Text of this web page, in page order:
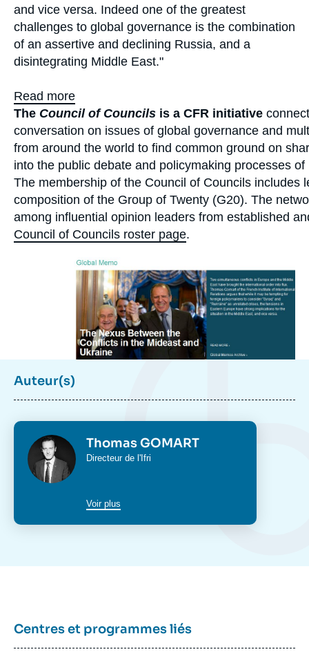
and vice versa. Indeed one of the greatest
challenges to global governance is the combination
of an assertive and declining Russia, and a
disintegrating Middle East."
Read more
The Council of Councils is a CFR initiative
conversation on issues of global governance and
from around the world to find common ground on
into the public debate and policymaking processes
The membership of the Council of Councils
composition of the Group of Twenty (G20). The
among influential opinion leaders from established
Council of Councils roster page.
Auteur(s)
Photo Thomas GOMART
Intitulé
Directeur de l'Ifri
Voir plus
Centres et programmes liés